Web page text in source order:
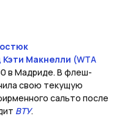
Кэти Макнелли (WTA
в Мадриде. В флеш-
свою текущую
сальто после
ВТУ.